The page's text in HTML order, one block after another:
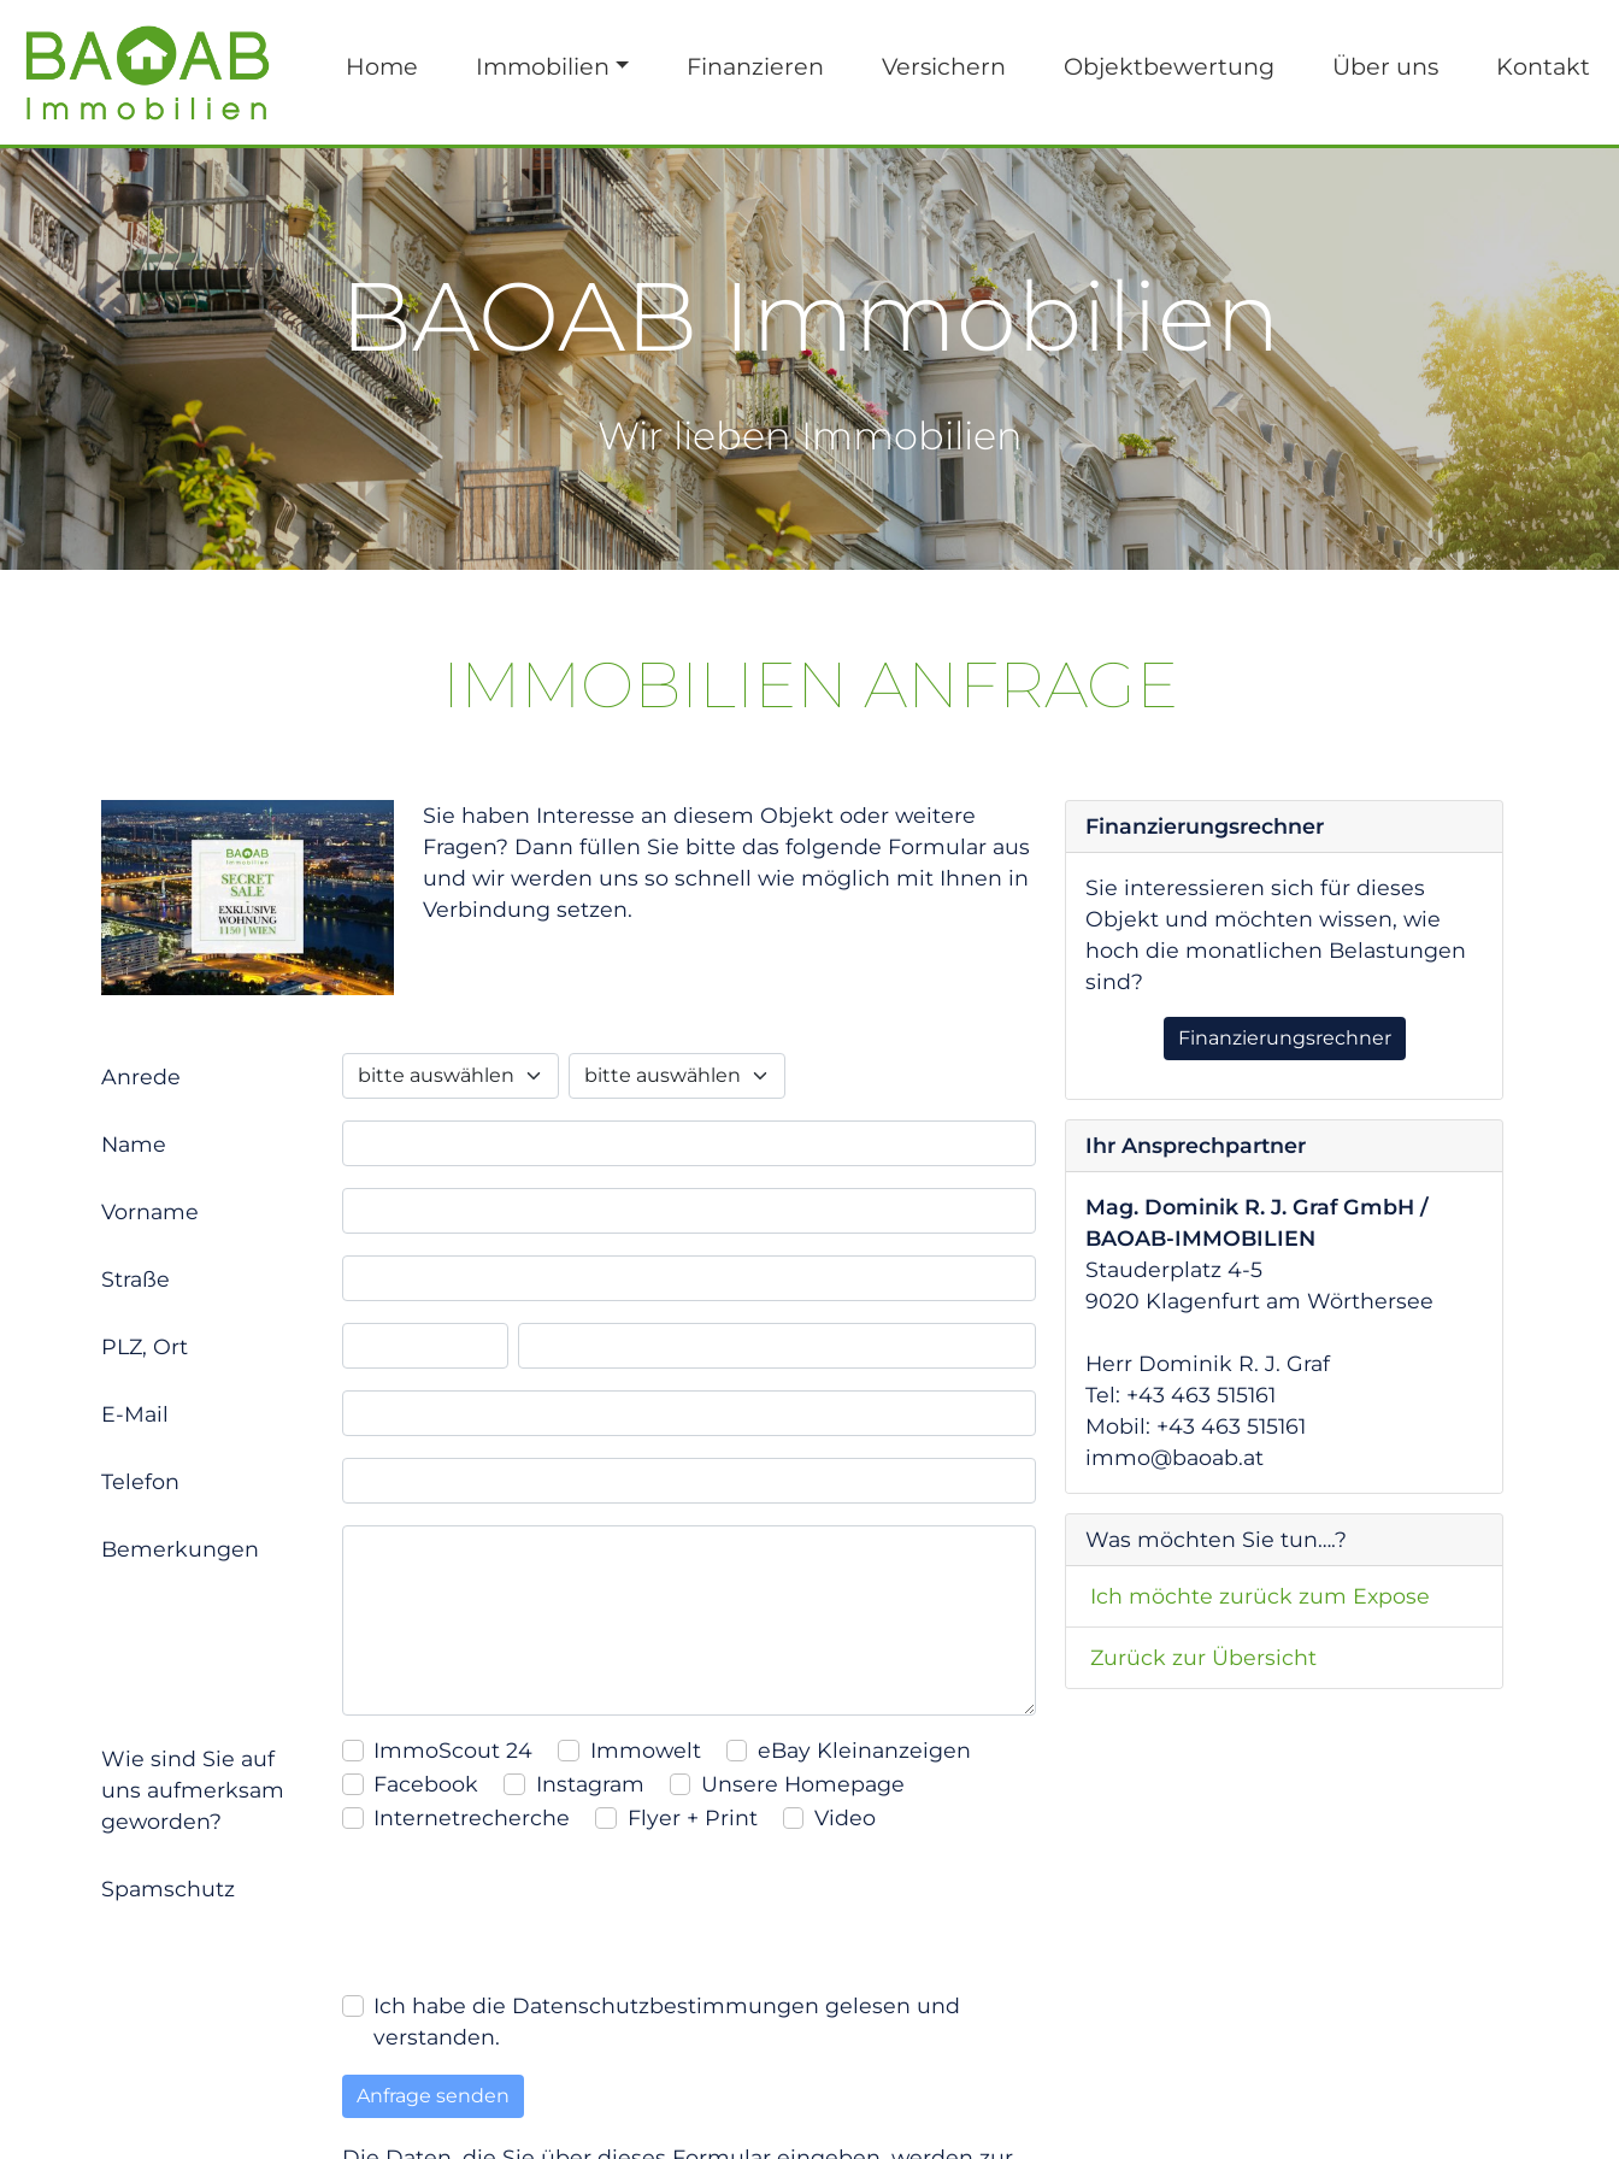
Home Immobilien Finanzieren Versichern Objektbewertung Über uns Kontakt
BAOAB Immobilien
Wir lieben Immobilien
IMMOBILIEN ANFRAGE
Sie haben Interesse an diesem Objekt oder weitere
Fragen? Dann füllen Sie bitte das folgende Formular aus
und wir werden uns so schnell wie möglich mit Ihnen in
Verbindung setzen.
Anrede
Name
Vorname
Straße
PLZ, Ort
E-Mail
Telefon
Bemerkungen
Wie sind Sie auf
uns aufmerksam
geworden?
ImmoScout 24 Immowelt
eBay Kleinanzeigen
Facebook
Instagram
Unsere Homepage
Internetrecherche
Flyer + Print Video
Spamschutz
Ich habe die Datenschutzbestimmungen gelesen und
verstanden.
Finanzierungsrechner
Sie interessieren sich für dieses
Objekt und möchten wissen, wie
hoch die monatlichen Belastungen
sind?
Finanzierungsrechner
Ihr Ansprechpartner
Mag. Dominik R. J. Graf GmbH /
BAOAB-IMMOBILIEN
Stauderplatz 4-5
9020 Klagenfurt am Wörthersee
Herr Dominik R. J. Graf
Tel: +43 463 515161
Mobil: +43 463 515161
immo@baoab.at
Was möchten Sie tun….?
Ich möchte zurück zum Expose
Zurück zur Übersicht